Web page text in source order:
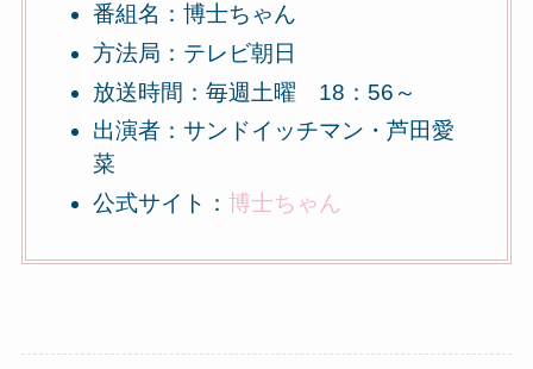
番組名：博士ちゃん
方法局：テレビ朝日
放送時間：毎週土曜 18：56～
出演者：サンドイッチマン・芦田愛
菜
公式サイト：博士ちゃん